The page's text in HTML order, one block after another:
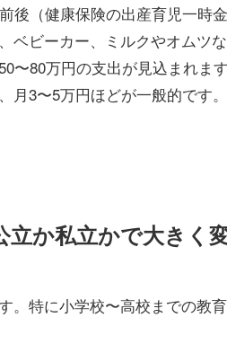
後（健康保険の出産育児一時
ベビーカー、ミルクやオムツ
〜80万円の支出が見込まれま
月3〜5万円ほどが一般的です
立か私立かで大きく
。特に小学校〜高校までの教